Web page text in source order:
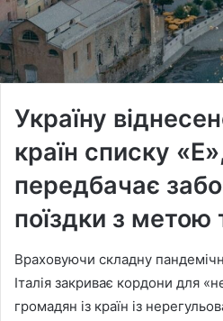
Україну
країн списку
передбачає
поїздки з метою
Враховуючи складну
Італія закриває кордони для
громадян із країн із